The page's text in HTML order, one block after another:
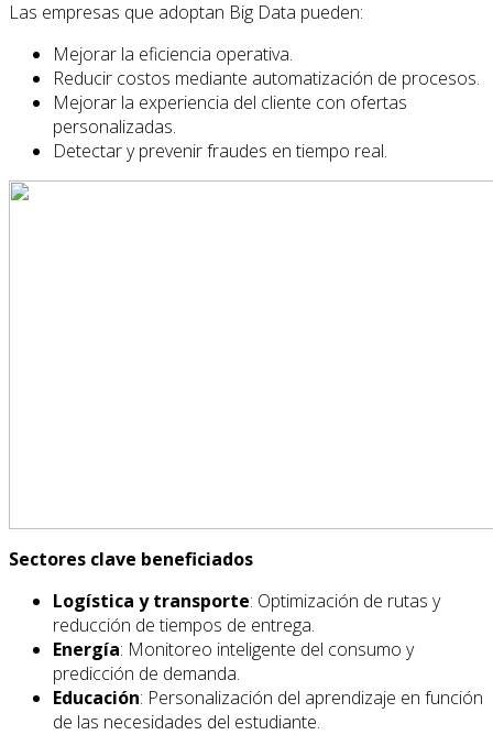
Las empresas que adoptan Big Data pueden:
Mejorar la eficiencia operativa.
Reducir costos mediante automatización de procesos.
Mejorar la experiencia del cliente con ofertas
personalizadas.
Detectar y prevenir fraudes en tiempo real.
Sectores clave beneficiados
Logística y transporte: Optimización de rutas y
reducción de tiempos de entrega.
Energía: Monitoreo inteligente del consumo y
predicción de demanda.
Educación: Personalización del aprendizaje en función
de las necesidades del estudiante.